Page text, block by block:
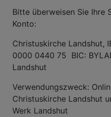
Bitte überweisen Sie Ihre
Konto:
Christuskirche Landshut,
0000 0440 75 BIC:
Landshut
Verwendungszweck:
Christuskirche Landshut
Werk Landshut